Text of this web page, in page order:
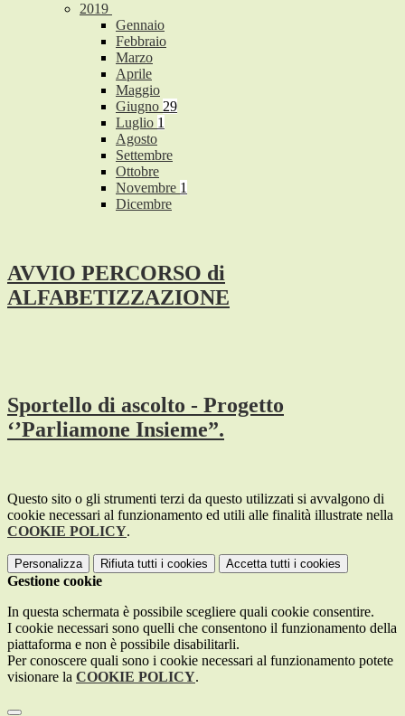
2019
Gennaio
Febbraio
Marzo
Aprile
Maggio
Giugno 29
Luglio 1
Agosto
Settembre
Ottobre
Novembre 1
Dicembre
AVVIO PERCORSO di
ALFABETIZZAZIONE
Sportello di ascolto - Progetto
‘’Parliamone Insieme”.
Questo sito o gli strumenti terzi da questo utilizzati si avvalgono di
cookie necessari al funzionamento ed utili alle finalità illustrate nella
COOKIE POLICY.
Personalizza Rifiuta tutti i cookies Accetta tutti i cookies
Gestione cookie
In questa schermata è possibile scegliere quali cookie consentire.
I cookie necessari sono quelli che consentono il funzionamento della
piattaforma e non è possibile disabilitarli.
Per conoscere quali sono i cookie necessari al funzionamento potete
visionare la COOKIE POLICY.